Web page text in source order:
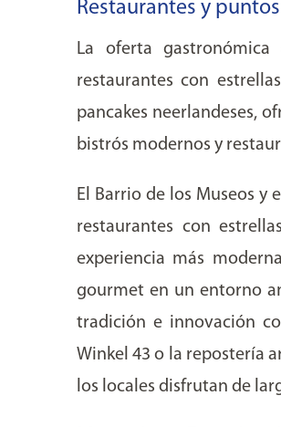
Restaurantes y
La oferta
restaurantes con
pancakes neerlandeses,
bistrós modernos y
El Barrio de los Museos y
restaurantes con
experiencia más
gourmet en un entorno
tradición e innovación
Winkel 43 o la repostería
los locales disfrutan de